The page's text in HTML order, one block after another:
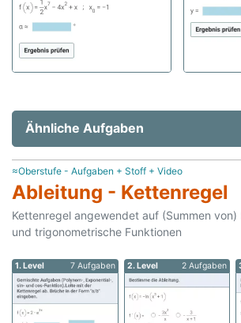
Ähnliche Aufgaben
≈Oberstufe - Aufgaben + Stoff + Video
Ableitung - Kettenregel
Kettenregel angewendet auf (Summen
und trigonometrische Funktionen
1. Level 7 Aufgaben 2. Level 2 Aufgaben